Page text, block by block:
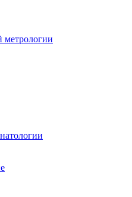
метрологии